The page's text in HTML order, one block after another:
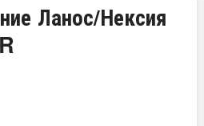
Ланос/Нексия